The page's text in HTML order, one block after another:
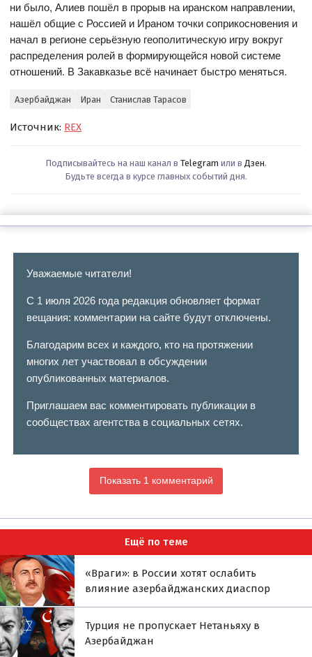
ни было, Алиев пошёл в прорыв на иранском направлении,
нашёл общие с Россией и Ираном точки соприкосновения и
начал в регионе серьёзную геополитическую игру вокруг
распределения ролей в формирующейся новой системе
отношений. В Закавказье всё начинает быстро меняться.
Азербайджан Иран Станислав Тарасов
Источник: REX
Подписывайтесь на наш канал в Telegram или в Дзен.
Будьте всегда в курсе главных событий дня.
Уважаемые читатели!
С 1 июля 2026 года редакция обновляет формат
вещания: комментарии на сайте будут отключены.
Благодарим всех и каждого, кто на протяжении
многих лет участвовал в обсуждении
опубликованных материалов.
Приглашаем вас комментировать публикации в
сообществах агентства в социальных сетях.
Показать 1 комментарий
Ещё по теме
«Враги»: в России хотят ослабить
влияние азербайджанских диаспор
Турция не пропускает Нетаньяху в
Азербайджан